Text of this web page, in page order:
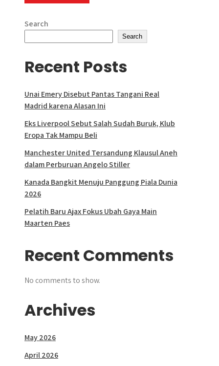
Search
Search
Recent Posts
Unai Emery Disebut Pantas Tangani Real
Madrid karena Alasan Ini
Eks Liverpool Sebut Salah Sudah Buruk, Klub
Eropa Tak Mampu Beli
Manchester United Tersandung Klausul Aneh
dalam Perburuan Angelo Stiller
Kanada Bangkit Menuju Panggung Piala Dunia
2026
Pelatih Baru Ajax Fokus Ubah Gaya Main
Maarten Paes
Recent Comments
No comments to show.
Archives
May 2026
April 2026